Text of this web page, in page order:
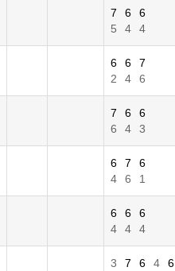
7 6
6
5
4 4
6 6
7
2
4 6
7 6
6
6
4 3
6 7
6
4
6 1
6 6
6
4
4 4
3 7 6 4
6